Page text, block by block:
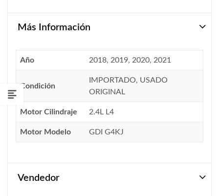
Más Información
Año 2018, 2019, 2020, 2021
Condición
IMPORTADO, USADO
ORIGINAL
Motor Cilindraje 2.4L L4
Motor Modelo GDI G4KJ
Vendedor